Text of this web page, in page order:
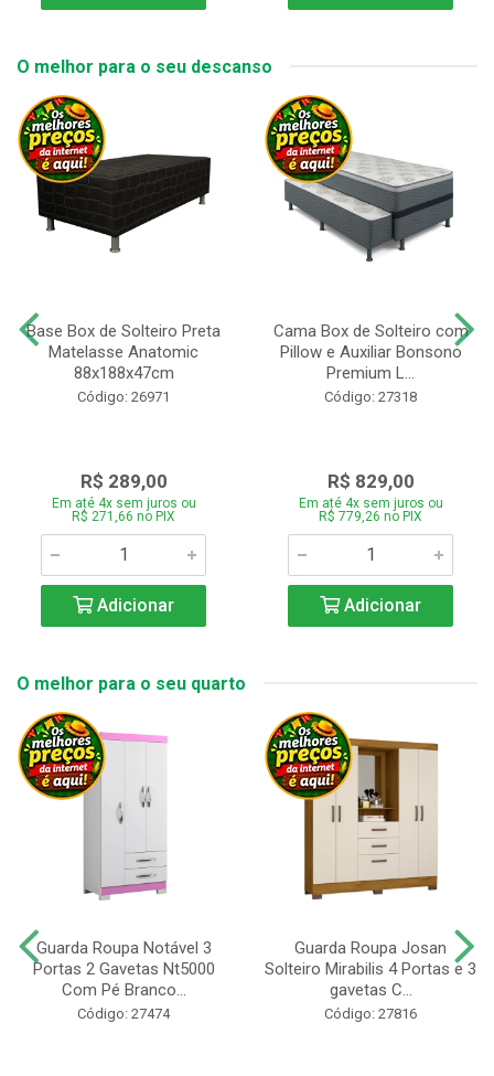
O melhor para o seu descanso
Base Box de Solteiro Preta
Matelasse Anatomic
88x188x47cm
Código: 26971
R$ 289,00
Em até 4x sem juros ou
R$ 271,66 no PIX
Adicionar
Cama Box de Solteiro com
Pillow e Auxiliar Bonsono
Premium L...
Código: 27318
R$ 829,00
Em até 4x sem juros ou
R$ 779,26 no PIX
Adicionar
O melhor para o seu quarto
Guarda Roupa Notável 3
Portas 2 Gavetas Nt5000
Com Pé Branco...
Código: 27474
Guarda Roupa Josan
Solteiro Mirabilis 4 Portas e 3
gavetas C...
Código: 27816